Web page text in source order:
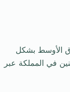
الأوسط بشكل
في المملكة عبر